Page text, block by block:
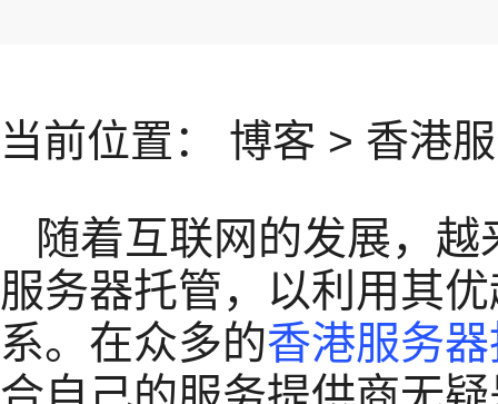
当前位置： 博客 > 香港
随着互联网的发展，
服务器托管，以利用其
系。在众多的香港服务